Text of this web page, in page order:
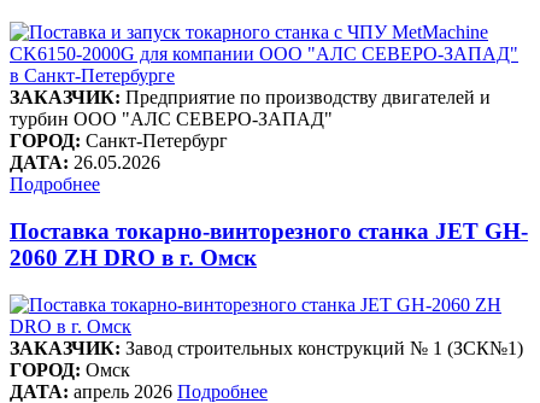
ЗАКАЗЧИК: Предприятие по производству двигателей и
турбин ООО "АЛС СЕВЕРО-ЗАПАД"
ГОРОД: Санкт-Петербург
ДАТА: 26.05.2026
Подробнее
Поставка токарно-винторезного станка JET GH-
2060 ZH DRO в г. Омск
ЗАКАЗЧИК: Завод строительных конструкций № 1 (ЗСК№1)
ГОРОД: Омск
ДАТА: апрель 2026 Подробнее